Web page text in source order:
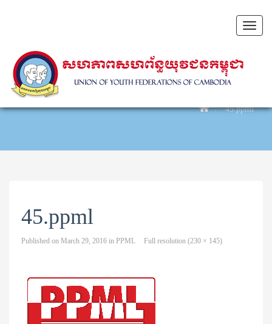
Toggle
45.ppml
45.ppml
Published on March 29, 2016 in PPML Full resolution (230 × 145)